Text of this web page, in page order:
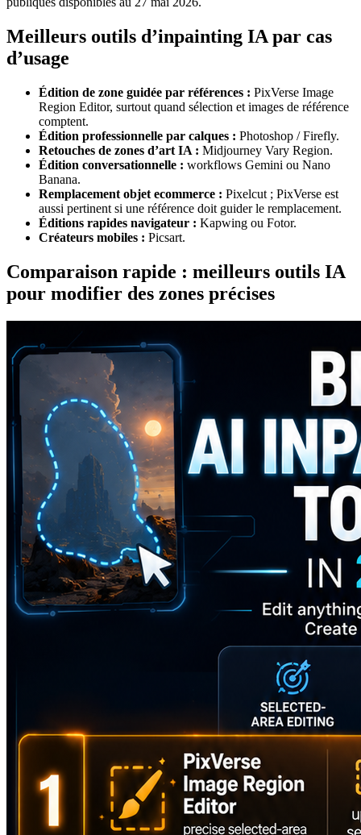
Meilleurs outils d’inpainting IA par cas
d’usage
Édition de zone guidée par références : PixVerse Image
Region Editor, surtout quand sélection et images de référence
comptent.
Édition professionnelle par calques : Photoshop / Firefly.
Retouches de zones d’art IA : Midjourney Vary Region.
Édition conversationnelle : workflows Gemini ou Nano
Banana.
Remplacement objet ecommerce : Pixelcut ; PixVerse est
aussi pertinent si une référence doit guider le remplacement.
Éditions rapides navigateur : Kapwing ou Fotor.
Créateurs mobiles : Picsart.
Comparaison rapide : meilleurs outils IA
pour modifier des zones précises